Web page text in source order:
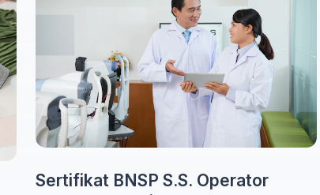
Sertifikat BNSP S.S. Operator